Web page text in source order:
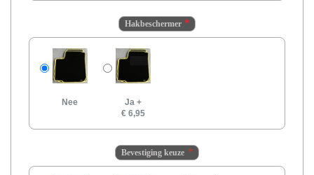
Hakbeschermer
Nee Ja +
€ 6,95
Bevestiging keuze